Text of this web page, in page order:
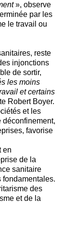
», observe
par les
le travail ou
reste
injonctions
de sortir,
les moins
et certains
Robert Boyer.
et les
déconfinement,
favorise
en
de la
sanitaire
fondamentales.
des
et de la